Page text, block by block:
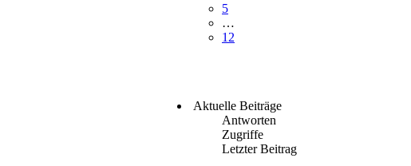
5
…
12
Aktuelle Beiträge
Antworten
Zugriffe
Letzter Beitrag